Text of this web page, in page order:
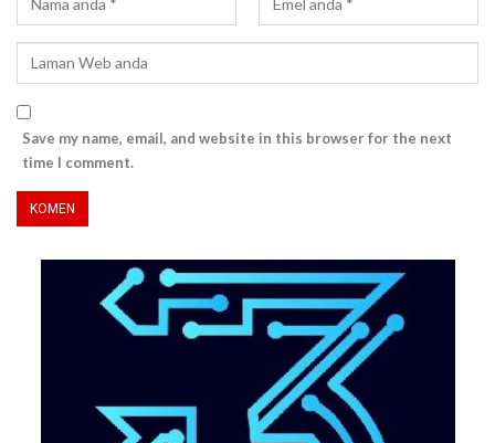
Save my name, email, and website in this browser for the next
time I comment.